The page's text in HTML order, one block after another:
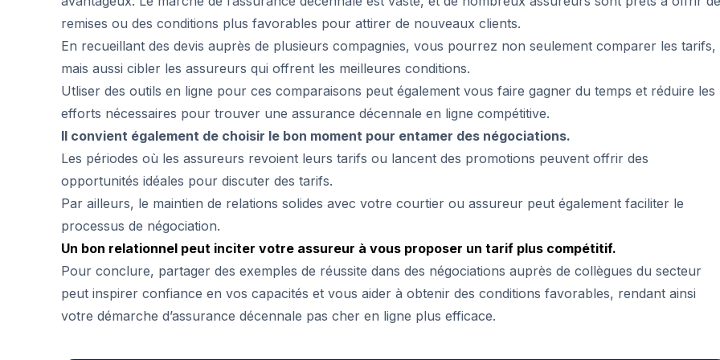
remises ou des conditions plus favorables pour attirer de nouveaux clients.
En recueillant des devis auprès de plusieurs compagnies, vous pourrez non seulement comparer les tarifs,
mais aussi cibler les assureurs qui offrent les meilleures conditions.
Utliser des outils en ligne pour ces comparaisons peut également vous faire gagner du temps et réduire les
efforts nécessaires pour trouver une assurance décennale en ligne compétitive.
Il convient également de choisir le bon moment pour entamer des négociations.
Les périodes où les assureurs revoient leurs tarifs ou lancent des promotions peuvent offrir des
opportunités idéales pour discuter des tarifs.
Par ailleurs, le maintien de relations solides avec votre courtier ou assureur peut également faciliter le
processus de négociation.
Un bon relationnel peut inciter votre assureur à vous proposer un tarif plus compétitif.
Pour conclure, partager des exemples de réussite dans des négociations auprès de collègues du secteur
peut inspirer confiance en vos capacités et vous aider à obtenir des conditions favorables, rendant ainsi
votre démarche d’assurance décennale pas cher en ligne plus efficace.